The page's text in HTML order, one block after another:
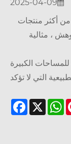
2025-04-
منتجات
الكبيرة
لا تؤكد
Facebook
X